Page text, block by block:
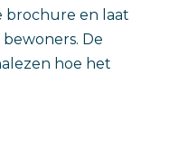
brochure en laat
De
hoe het